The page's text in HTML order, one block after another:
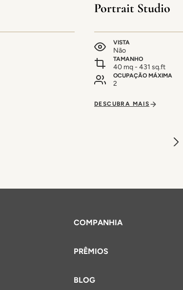
Portrait Studio
VISTA
Não
TAMANHO
40 mq - 431 sq.ft
OCUPAÇÃO MÁXIMA
2
DESCUBRA MAIS
COMPANHIA
PRÊMIOS
BLOG